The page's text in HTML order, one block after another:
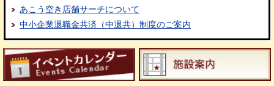
あこう空き店舗サーチについて
中小企業退職金共済（中退共）制度のご案内